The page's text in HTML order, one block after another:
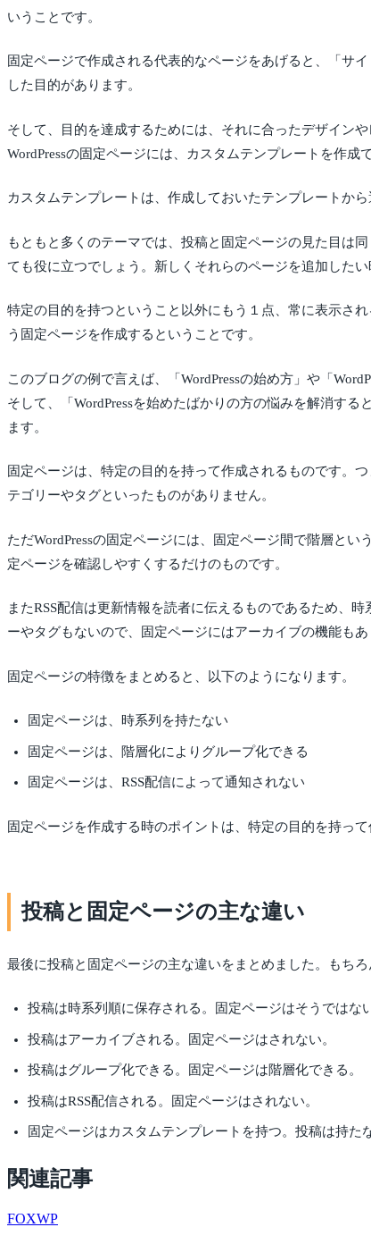
いうことです。
固定ページで作成される代表的なページをあげると、「サ
した目的があります。
そして、目的を達成するためには、それに合ったデザイン
WordPressの固定ページには、カスタムテンプレートを作成
カスタムテンプレートは、作成しておいたテンプレートか
もともと多くのテーマでは、投稿と固定ページの見た目は
ても役に立つでしょう。新しくそれらのページを追加した
特定の目的を持つということ以外にもう１点、常に表示さ
う固定ページを作成するということです。
このブログの例で言えば、「WordPressの始め方」や「
そして、「WordPressを始めたばかりの方の悩みを解消す
ます。
固定ページは、特定の目的を持って作成されるものです。
テゴリーやタグといったものがありません。
ただWordPressの固定ページには、固定ページ間で階層と
定ページを確認しやすくするだけのものです。
またRSS配信は更新情報を読者に伝えるものであるため、
ーやタグもないので、固定ページにはアーカイブの機能もあ
固定ページの特徴をまとめると、以下のようになります。
固定ページは、時系列を持たない
固定ページは、階層化によりグループ化できる
固定ページは、RSS配信によって通知されない
固定ページを作成する時のポイントは、特定の目的を持って
投稿と固定ページの主な違い
最後に投稿と固定ページの主な違いをまとめました。もち
投稿は時系列順に保存される。固定ページはそうではない
投稿はアーカイブされる。固定ページはされない。
投稿はグループ化できる。固定ページは階層化できる。
投稿はRSS配信される。固定ページはされない。
固定ページはカスタムテンプレートを持つ。投稿は持た
関連記事
FOXWP